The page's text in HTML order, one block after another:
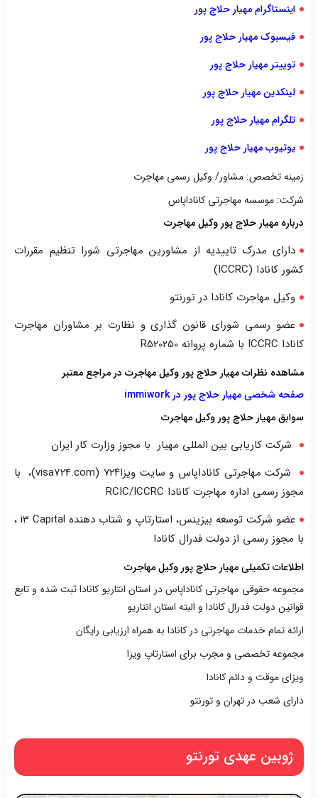
اینستاگرام مهیار حلاج پور
فیسبوک مهیار حلاج پور
توییتر مهیار حلاج پور
لینکدین مهیار حلاج پور
تلگرام مهیار حلاج پور
یوتیوب مهیار حلاج پور
زمینه تخصص: مشاور/ وکیل رسمی مهاجرت
شرکت: موسسه مهاجرتی کاناداپاس
درباره مهیار حلاج پور وکیل مهاجرت
دارای مدرک تاییدیه از مشاورین مهاجرتی شورا تنظیم مقررات
کشور کانادا (ICCRC)
وکیل مهاجرت کانادا در تورنتو
عضو رسمی شورای قانون گذاری و نظارت بر مشاوران مهاجرت
کانادا ICCRC با شماره پروانه R520250
مشاهده نظرات مهیار حلاج پور وکیل مهاجرت در مراجع معتبر
صفحه شخصی مهیار حلاج پور در immiwork
سوابق مهیار حلاج پور وکیل مهاجرت
شرکت کاریابی بین المللی مهیار با مجوز وزارت کار ایران
شرکت مهاجرتی کاناداپاس و سایت ویزا۷۲۴ (visa724.com)، با
مجوز رسمی اداره مهاجرت کانادا RCIC/ICCRC
عضو شرکت توسعه بیزینس، استارتاپ و شتاب دهنده i3 Capital ،
با مجوز رسمی از دولت فدرال کانادا
اطلاعات تکمیلی مهیار حلاج پور وکیل مهاجرت
مجموعه حقوقی مهاجرتی کاناداپاس در استان انتاریو کانادا ثبت شده و تابع
قوانین دولت فدرال کانادا و البته استان انتاریو
ارائه تمام خدمات مهاجرتی در کانادا به همراه ارزیابی رایگان
مجموعه تخصصی و مجرب برای استارتاپ ویزا
ویزای موقت و دائم کانادا
دارای شعب در تهران و تورنتو
ژوبین عهدی تورنتو